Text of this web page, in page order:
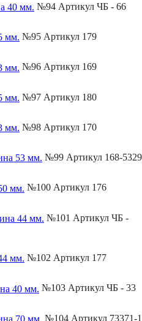
№94 Артикул ЧБ - 66
№95 Артикул 179
№96 Артикул 169
№97 Артикул 180
№98 Артикул 170
№99 Артикул 168-5329
№100 Артикул 176
№101 Артикул ЧБ -
№102 Артикул 177
№103 Артикул ЧБ - 33
№104 Артикул 73371-1